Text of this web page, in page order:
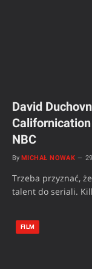
David
NBC
By MICHAŁ NOWAK
Trzeba przyznać,
talent do seriali.
FILM